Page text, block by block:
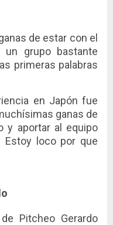
de estar con el
grupo bastante
primeras palabras
en Japón fue
ganas de
y aportar al equipo
loco por que
Pitcheo Gerardo